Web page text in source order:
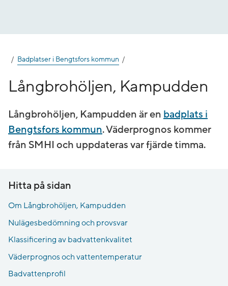
Badplatser i Bengtsfors kommun
Långbrohöljen, Kampudden
Långbrohöljen, Kampudden är en badplats i
Bengtsfors kommun. Väderprognos kommer
från SMHI och uppdateras var fjärde timma.
Hitta på sidan
Om Långbrohöljen, Kampudden
Nulägesbedömning och provsvar
Klassificering av badvattenkvalitet
Väderprognos och vattentemperatur
Badvattenprofil